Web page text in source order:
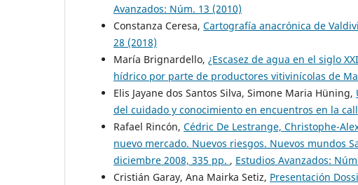
Avanzados: Núm. 13 (2010)
Constanza Ceresa, Cartografía anacrónica de
28 (2018)
María Brignardello, ¿Escasez de agua en el siglo
hídrico por parte de productores vitivinícolas de
Elis Jayane dos Santos Silva, Simone Maria Hüning,
del cuidado y conocimiento en encuentros en la
Rafael Rincón, Cédric De Lestrange, Christophe-
nuevo mercado. Nuevos riesgos. Nuevos mundos
diciembre 2008, 335 pp. , Estudios Avanzados:
Cristián Garay, Ana Mairka Setiz, Presentación